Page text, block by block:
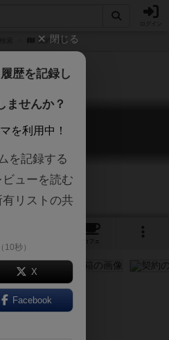
契約の箱
の箱
the Covenant
カフェ
ーズの1つ
閉じる
歴を記録し
ませんか？
を利用中！
を記録する
ューを読む
リストの共
秒）
X
Facebook